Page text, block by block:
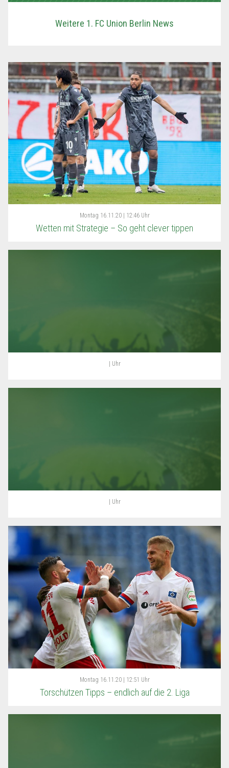
Weitere 1. FC Union Berlin News
Montag 16.11.20 | 12:46 Uhr
Wetten mit Strategie – So geht clever tippen
| Uhr
| Uhr
Montag 16.11.20 | 12:51 Uhr
Torschützen Tipps – endlich auf die 2. Liga